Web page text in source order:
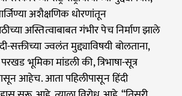
अशैक्षणिक धोरणांतून
अस्तित्वाबाबत गंभीर पेच निर्माण झाले
सक्तीच्या ज्वलंत मुद्द्याविषयी बोलताना,
भूमिका मांडली की, त्रिभाषा-सूत्र
आहेच. आता पहिलीपासून हिंदी